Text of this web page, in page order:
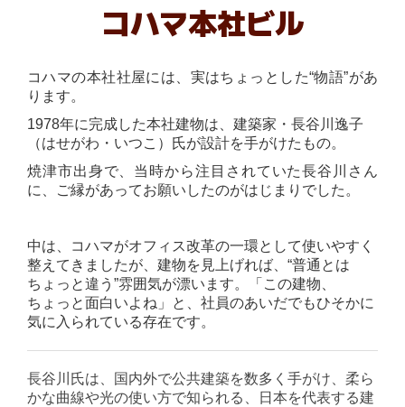
コハマ本社ビル
コハマの本社社屋には、実はちょっとした“物語”があ
ります。
1978年に完成した本社建物は、建築家・ 長谷川逸子
（はせがわ・いつこ）氏が設計を手がけたもの。
焼津市出身で、当時から注目されていた長谷川さん
に、
ご縁があってお願いしたのがはじまりでした。
中は、
コハマがオフィス改革の一環として使いやすく
整えてきましたが、 建物を見上げれば、 “普通とは
ちょっと違う ”雰囲気が漂います。
「この建物、
ちょっと面白いよね」と、社員のあいだでもひそかに
気に入られている存在です。
長谷川氏は、国内外で公共建築を数多く手がけ、柔ら
かな曲線や光の使い方で知られる、日本を代表する建